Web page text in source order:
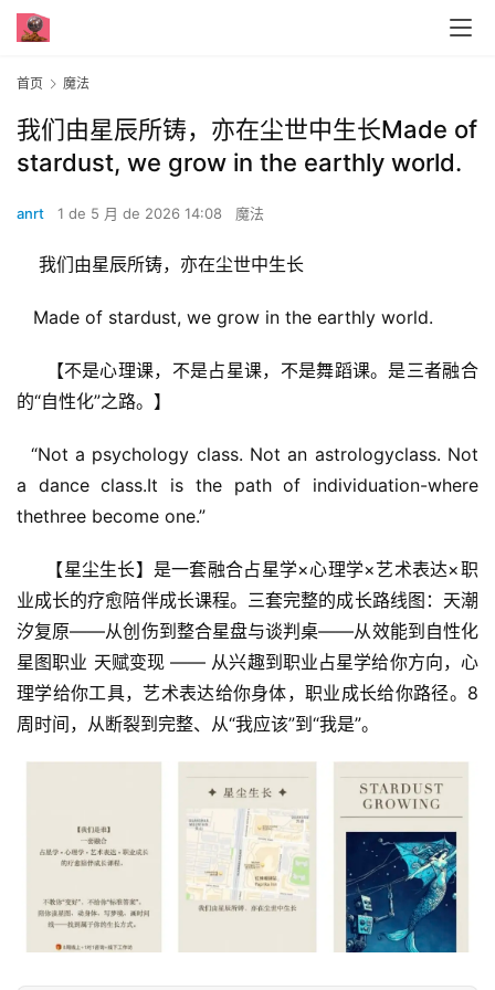
首页 魔法
我们由星辰所铸，亦在尘世中生长Made of
stardust, we grow in the earthly world.
anrt 1 de 5 月 de 2026 14:08 魔法
    我们由星辰所铸，亦在尘世中生长
   Made of stardust, we grow in the earthly world.
的“自性化”之路。】
a dance class.It is the path of individuation-where
thethree become one.”
业成长的疗愈陪伴成长课程。三套完整的成长路线图：天潮
汐复原——从创伤到整合星盘与谈判桌——从效能到自性化
星图职业 天赋变现 —— 从兴趣到职业占星学给你方向，心
理学给你工具，艺术表达给你身体，职业成长给你路径。8
周时间，从断裂到完整、从“我应该”到“我是”。